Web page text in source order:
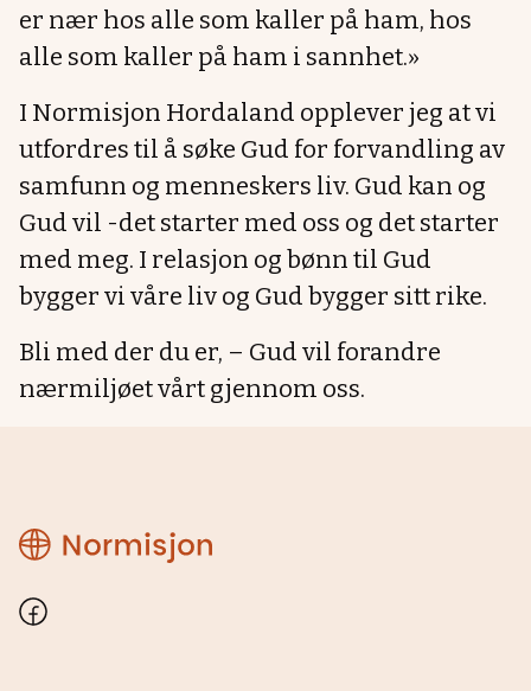
er nær hos alle som kaller på ham, hos
alle som kaller på ham i sannhet.»
I Normisjon Hordaland opplever jeg at vi
utfordres til å søke Gud for forvandling av
samfunn og menneskers liv. Gud kan og
Gud vil -det starter med oss og det starter
med meg. I relasjon og bønn til Gud
bygger vi våre liv og Gud bygger sitt rike.
Bli med der du er, – Gud vil forandre
nærmiljøet vårt gjennom oss.
Normisjon
Hordaland
Facebook